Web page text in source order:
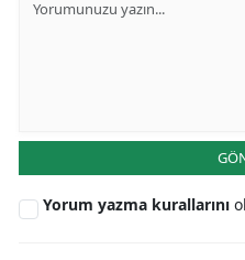
Yorum yazma kurallarını